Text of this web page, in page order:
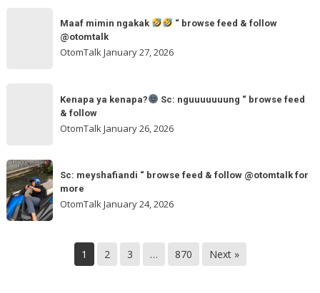
follow
@otomtalk
Maaf mimin ngakak
“ browse feed & follow
@otomtalk
OtomTalkJanuary 27, 2026
Sc:
nguuuuuuung
“
browse
Kenapa ya kenapa?
Sc: nguuuuuuung “ browse feed
& follow
OtomTalk January 26, 2026
Sc:
meyshafiandi
“
browse
Sc: meyshafiandi “ browse feed & follow @otomtalk for
more
OtomTalkJanuary 24, 2026
1 2 3 … 870 Next »